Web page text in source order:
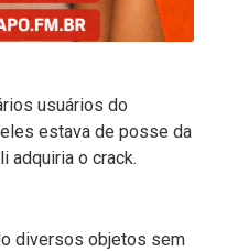
usuários do
estava de posse da
adquiria o crack.
diversos objetos sem